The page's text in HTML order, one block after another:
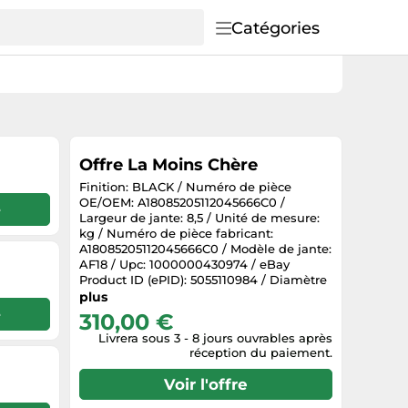
Catégories
Offre La Moins Chère
Finition: BLACK / Numéro de pièce
OE/OEM: A18085205112045666C0 /
Largeur de jante: 8,5 / Unité de mesure:
kg / Numéro de pièce fabricant:
A18085205112045666C0 / Modèle de jante:
AF18 / Upc: 1000000430974 / eBay
Product ID (ePID): 5055110984 / Diamètre
de la roue: 20 / Gtin: 1000000430974 /
Marque: Avus / EAN: 1000000430974 /
Matériau de la roue: Aluminium / Brand
Car: BMW / Nombre de boulons: 5 mm /
Déport de jante: 45 mm / Quantité: 1
plus
310,00 €
Livrera sous 3 - 8 jours ouvrables après
réception du paiement.
Voir l'offre